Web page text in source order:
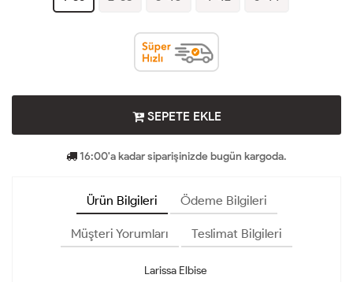
SEPETE EKLE
16:00'a kadar siparişinizde bugün kargoda.
Ürün Bilgileri Ödeme Bilgileri
Müşteri Yorumları Teslimat Bilgileri
Larissa Elbise